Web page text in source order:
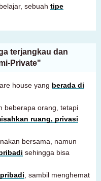
sebuah tipe
terjangkau dan
Private"
house yang berada di
beberapa orang, tetapi
ruang, privasi
bersama, namun
sehingga bisa
, sambil menghemat